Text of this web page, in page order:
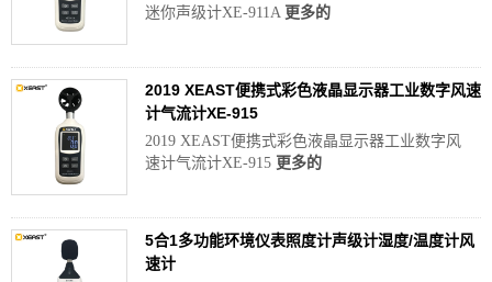
迷你声级计XE-911A 更多的
2019 XEAST便携式彩色液晶显示器工业数字风速
计气流计XE-915
2019 XEAST便携式彩色液晶显示器工业数字风
速计气流计XE-915 更多的
5合1多功能环境仪表照度计声级计湿度/温度计​​风
速计